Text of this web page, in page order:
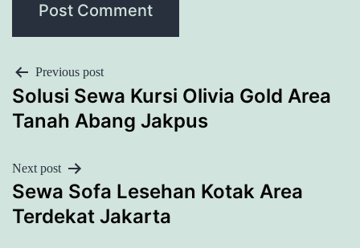
POST
NAVIGATION
Previous post
Solusi Sewa Kursi Olivia Gold Area
Tanah Abang Jakpus
Next post
Sewa Sofa Lesehan Kotak Area
Terdekat Jakarta